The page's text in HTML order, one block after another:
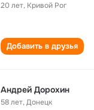
20 лет, Кривой Рог
Добавить в друзья
Андрей Дорохин
58 лет,Донецк